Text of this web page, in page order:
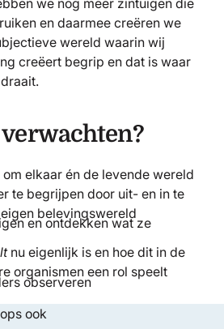
we nog meer zintuigen die
en daarmee creëren we
wereld waarin wij
creëert begrip en dat is waar
elkaar én de levende wereld
te begrijpen door uit- en in te
belevingswereld
en ontdekken wat ze
nu eigenlijk is en hoe dit in de
organismen een rol speelt
observeren
ook